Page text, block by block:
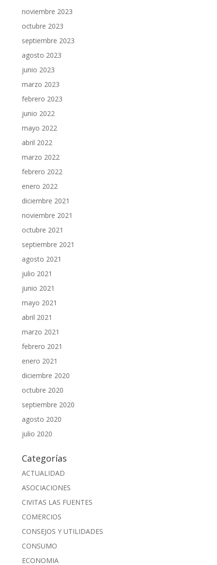
noviembre 2023
octubre 2023
septiembre 2023
agosto 2023
junio 2023
marzo 2023
febrero 2023
junio 2022
mayo 2022
abril 2022
marzo 2022
febrero 2022
enero 2022
diciembre 2021
noviembre 2021
octubre 2021
septiembre 2021
agosto 2021
julio 2021
junio 2021
mayo 2021
abril 2021
marzo 2021
febrero 2021
enero 2021
diciembre 2020
octubre 2020
septiembre 2020
agosto 2020
julio 2020
Categorías
ACTUALIDAD
ASOCIACIONES
CIVITAS LAS FUENTES
COMERCIOS
CONSEJOS Y UTILIDADES
CONSUMO
ECONOMIA